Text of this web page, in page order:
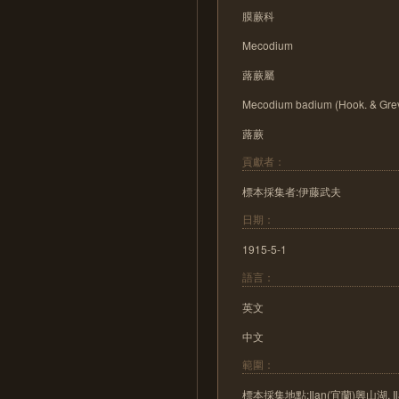
膜蕨科
Mecodium
蕗蕨屬
Mecodium badium (Hook. &
蕗蕨
貢獻者：
標本採集者:伊藤武夫
日期：
1915-5-1
語言：
英文
中文
範圍：
標本採集地點:Ilan(宜蘭)興山湖,